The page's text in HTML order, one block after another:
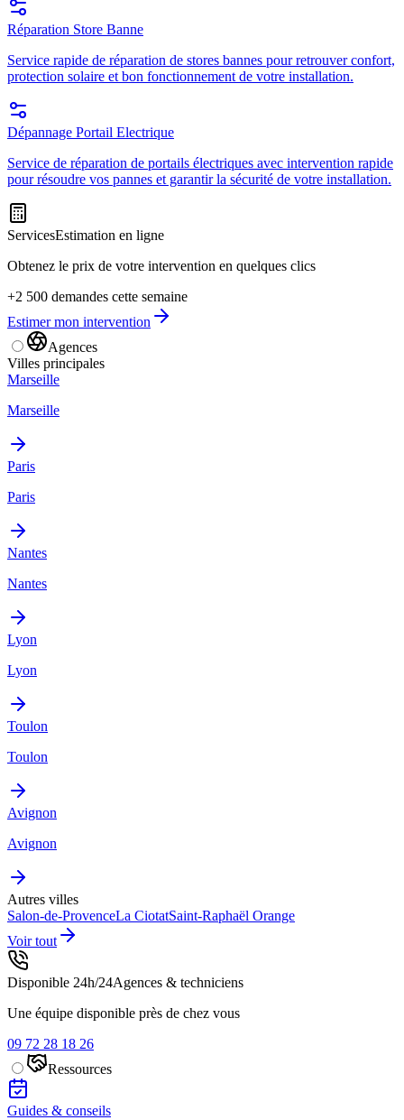
Réparation Store Banne
Service rapide de réparation de stores bannes pour retrouver confort,
protection solaire et bon fonctionnement de votre installation.
Dépannage Portail Electrique
Service de réparation de portails électriques avec intervention rapide
pour résoudre vos pannes et garantir la sécurité de votre installation.
ServicesEstimation en ligne
Obtenez le prix de votre intervention en quelques clics
+2 500 demandes cette semaine
Estimer mon intervention
Agences
Villes principales
Marseille
Marseille
Paris
Paris
Nantes
Nantes
Lyon
Lyon
Toulon
Toulon
Avignon
Avignon
Autres villes
Salon-de-ProvenceLa CiotatSaint-Raphaël Orange
Voir tout
Disponible 24h/24Agences & techniciens
Une équipe disponible près de chez vous
09 72 28 18 26
Ressources
Guides & conseils